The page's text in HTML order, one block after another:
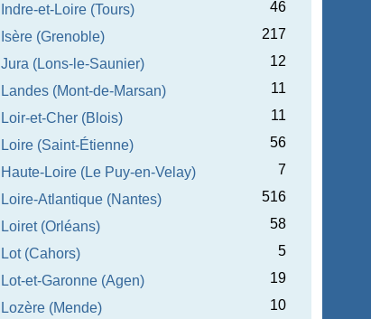
Indre-et-Loire (Tours)
46
Isère (Grenoble)
217
Jura (Lons-le-Saunier)
12
Landes (Mont-de-Marsan)
11
Loir-et-Cher (Blois)
11
Loire (Saint-Étienne)
56
Haute-Loire (Le Puy-en-Velay)
7
Loire-Atlantique (Nantes)
516
Loiret (Orléans)
58
Lot (Cahors)
5
Lot-et-Garonne (Agen)
19
Lozère (Mende)
10